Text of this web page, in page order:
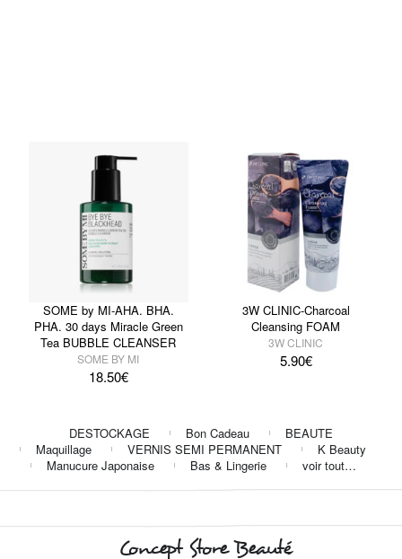
SOME by MI-AHA. BHA.
PHA. 30 days Miracle Green
Tea BUBBLE CLEANSER
SOME BY MI
18.50€
3W CLINIC-Charcoal
Cleansing FOAM
3W CLINIC
5.90€
DESTOCKAGE Bon Cadeau
BEAUTE
Maquillage
VERNIS SEMI PERMANENT
K Beauty
Manucure Japonaise
Bas & Lingerie voir tout…
Concept Store Beauté